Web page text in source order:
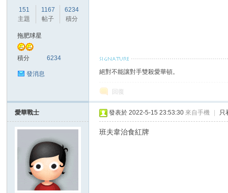
頓
151
主題
1167
帖子
6234
積分
拖肥球星
積分 6234
發消息 絕對不能讓對手雙殺愛華頓。
回復
愛華戰士 發表於 2022-5-15 23:53:30 來自手機 只
班夫韋治食紅牌